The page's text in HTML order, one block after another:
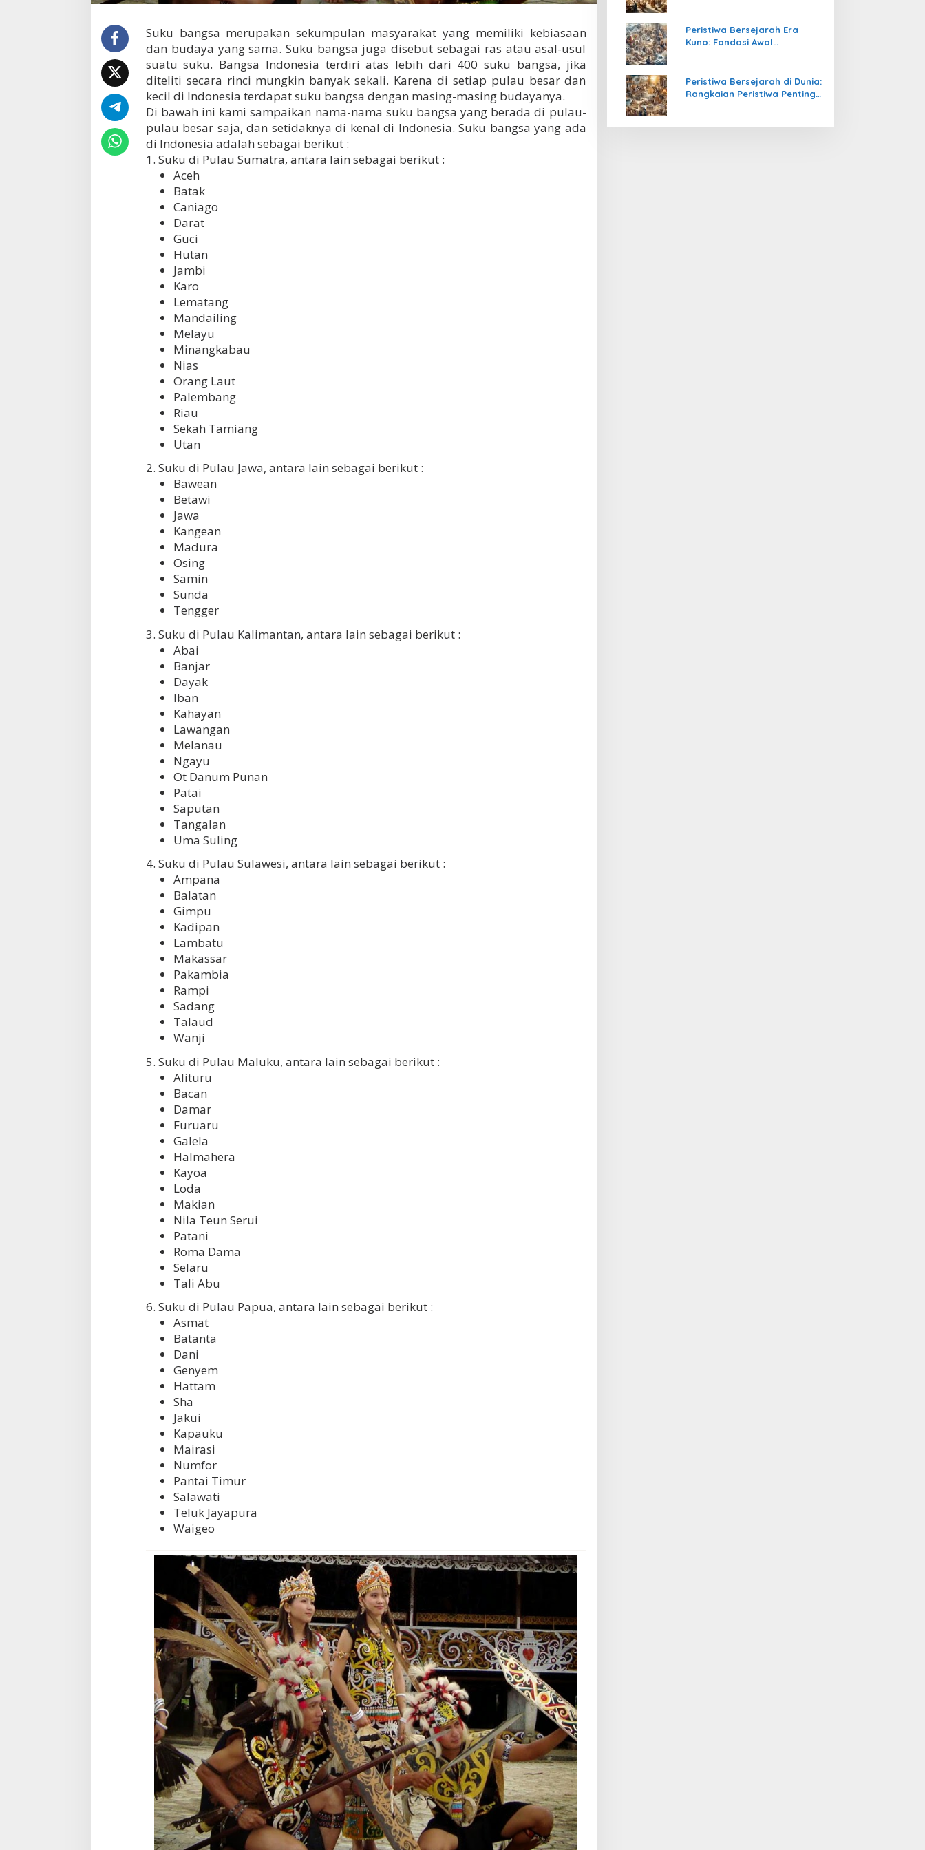
s
Suku bangsa merupakan sekumpulan masyarakat yang memiliki kebiasaan
dan budaya yang sama. Suku bangsa juga disebut sebagai ras atau asal-usul
suatu suku. Bangsa Indonesia terdiri atas lebih dari 400 suku bangsa, jika
diteliti secara rinci mungkin banyak sekali. Karena di setiap pulau besar dan
kecil di Indonesia terdapat suku bangsa dengan masing-masing budayanya.
Di bawah ini kami sampaikan nama-nama suku bangsa yang berada di pulau-
pulau besar saja, dan setidaknya di kenal di Indonesia. Suku bangsa yang ada
di Indonesia adalah sebagai berikut :
1. Suku di Pulau Sumatra, antara lain sebagai berikut :
Aceh
Batak
Caniago
Darat
Guci
Hutan
Jambi
Karo
Lematang
Mandailing
Melayu
Minangkabau
Nias
Orang Laut
Palembang
Riau
Sekah Tamiang
Utan
2. Suku di Pulau Jawa, antara lain sebagai berikut :
Bawean
Betawi
Jawa
Kangean
Madura
Osing
Samin
Sunda
Tengger
3. Suku di Pulau Kalimantan, antara lain sebagai berikut :
Abai
Banjar
Dayak
Iban
Kahayan
Lawangan
Melanau
Ngayu
Ot Danum Punan
Patai
Saputan
Tangalan
Uma Suling
4. Suku di Pulau Sulawesi, antara lain sebagai berikut :
Ampana
Balatan
Gimpu
Kadipan
Lambatu
Makassar
Pakambia
Rampi
Sadang
Talaud
Wanji
5. Suku di Pulau Maluku, antara lain sebagai berikut :
Alituru
Bacan
Damar
Furuaru
Galela
Halmahera
Kayoa
Loda
Makian
Nila Teun Serui
Patani
Roma Dama
Selaru
Tali Abu
6. Suku di Pulau Papua, antara lain sebagai berikut :
Asmat
Batanta
Dani
Genyem
Hattam
Sha
Jakui
Kapauku
Mairasi
Numfor
Pantai Timur
Salawati
Teluk Jayapura
Waigeo
Peristiwa Bersejarah Era
Kuno: Fondasi Awal
Peristiwa Bersejarah di Dunia:
Rangkaian Peristiwa Penting